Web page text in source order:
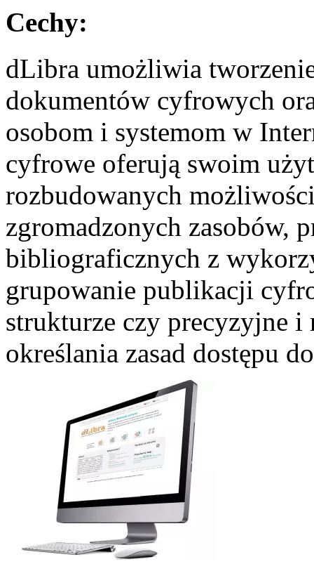
Cechy:
dLibra umożliwia
dokumentów cyfrowych
osobom i systemom w
cyfrowe oferują swoim
rozbudowanych
zgromadzonych zasobów,
bibliograficznych z
grupowanie publikacji
strukturze czy precyzyjne
określania zasad dostępu